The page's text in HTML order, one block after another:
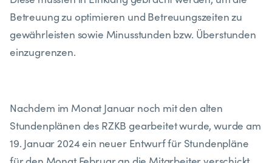
Betreuung zu optimieren und Betreuungszeiten zu
gewährleisten sowie Minusstunden bzw. Überstunden
einzugrenzen.
Nachdem im Monat Januar noch mit den alten
Stundenplänen des RZKB gearbeitet wurde, wurde am
19. Januar 2024 ein neuer Entwurf für Stundenpläne